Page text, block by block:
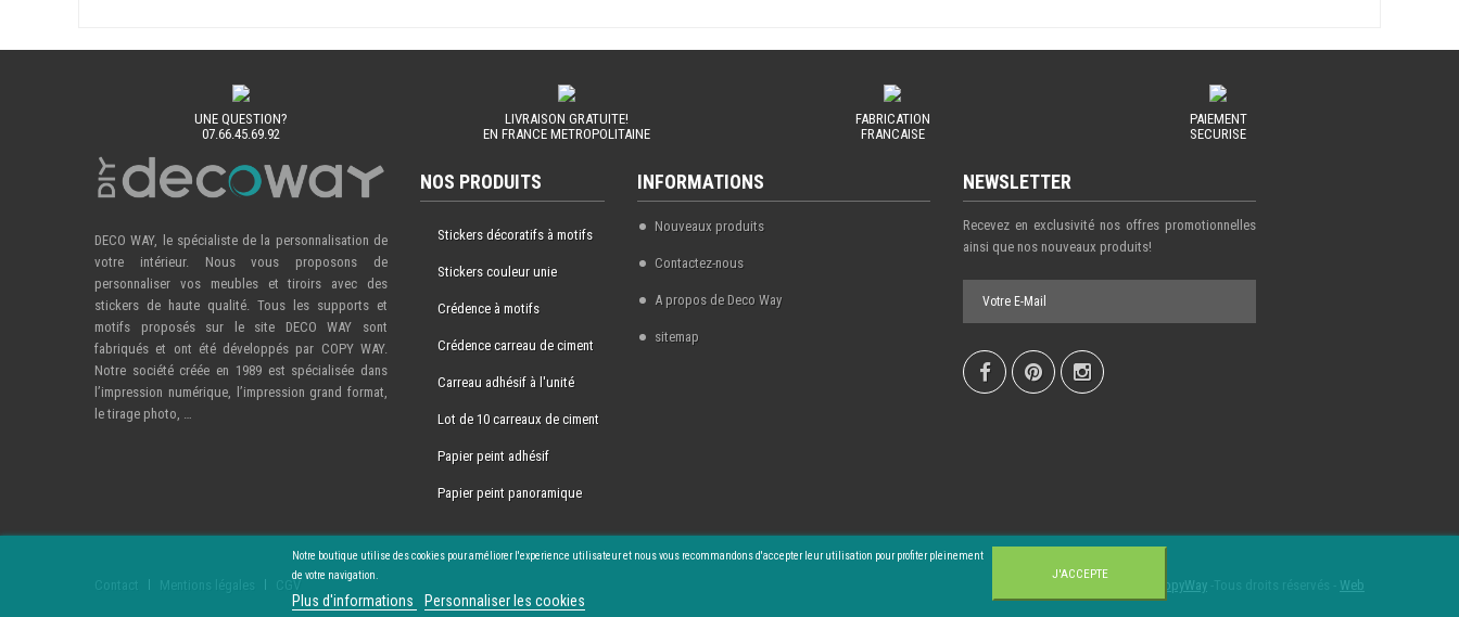
UNE QUESTION?
07.66.45.69.92
LIVRAISON GRATUITE!
EN FRANCE METROPOLITAINE
FABRICATION
FRANCAISE
PAIEMENT
SECURISE
DECO WAY, le spécialiste de la personnalisation de
votre intérieur. Nous vous proposons de
personnaliser vos meubles et tiroirs avec des
stickers de haute qualité. Tous les supports et
motifs proposés sur le site DECO WAY sont
fabriqués et ont été développés par COPY WAY.
Notre société créée en 1989 est spécialisée dans
l’impression numérique, l’impression grand format,
le tirage photo, …
NOS PRODUITS
Stickers décoratifs à motifs
Stickers couleur unie
Crédence à motifs
Crédence carreau de ciment
Carreau adhésif à l'unité
Lot de 10 carreaux de ciment
Papier peint adhésif
Papier peint panoramique
INFORMATIONS
Nouveaux produits
Contactez-nous
A propos de Deco Way
sitemap
NEWSLETTER
Recevez en exclusivité nos offres promotionnelles
ainsi que nos nouveaux produits!
Contact CGV CopyWay Web
Notre boutique utilise des cookies pour améliorer l'experience utilisateur et nous vous recommandons d'accepter leur utilisation pour profiter pleinement
de votre navigation.
Plus d'informations Personnaliser les cookies
J'ACCEPTE